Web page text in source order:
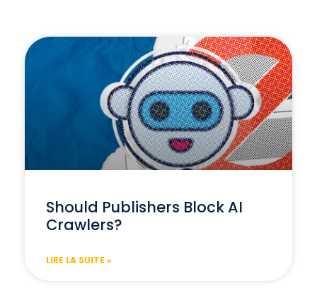
Should Publishers Block AI
Crawlers?
LIRE LA SUITE »